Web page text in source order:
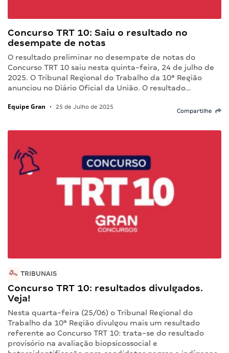
Concurso TRT 10: Saiu o resultado no
desempate de notas
O resultado preliminar no desempate de notas do
Concurso TRT 10 saiu nesta quinta-feira, 24 de julho de
2025. O Tribunal Regional do Trabalho da 10ª Região
anunciou no Diário Oficial da União. O resultado…
Equipe Gran • 25 de Julho de 2025
Compartilhe
TRIBUNAIS
Concurso TRT 10: resultados divulgados.
Veja!
Nesta quarta-feira (25/06) o Tribunal Regional do
Trabalho da 10ª Região divulgou mais um resultado
referente ao Concurso TRT 10: trata-se do resultado
provisório na avaliação biopsicossocial e